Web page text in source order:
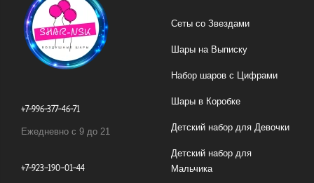
+7-996-377-46-71
Ежедневно с 9 до 21
+7-923-190-01-44
Сеты со Звездами
Шары на Выписку
Набор шаров с Цифрами
Шары в Коробке
Детский набор для Девочки
Детский набор для
Мальчика